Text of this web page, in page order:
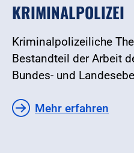
KRIMINALPOLIZEI
Kriminalpolizeiliche
Bestandteil der Arbeit
Bundes- und
Mehr erfahren